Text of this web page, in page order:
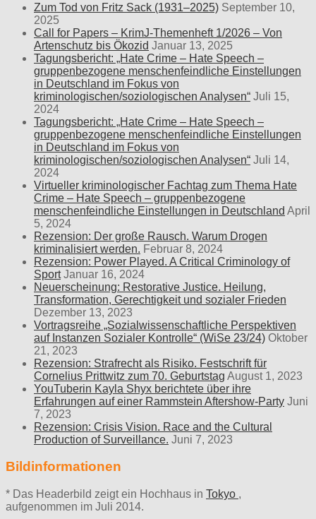
Zum Tod von Fritz Sack (1931–2025) September 10,
2025
Call for Papers – KrimJ-Themenheft 1/2026 – Von
Artenschutz bis Ökozid Januar 13, 2025
Tagungsbericht: „Hate Crime – Hate Speech –
gruppenbezogene menschenfeindliche Einstellungen
in Deutschland im Fokus von
kriminologischen/soziologischen Analysen“ Juli 15,
2024
Tagungsbericht: „Hate Crime – Hate Speech –
gruppenbezogene menschenfeindliche Einstellungen
in Deutschland im Fokus von
kriminologischen/soziologischen Analysen“ Juli 14,
2024
Virtueller kriminologischer Fachtag zum Thema Hate
Crime – Hate Speech – gruppenbezogene
menschenfeindliche Einstellungen in Deutschland April
5, 2024
Rezension: Der große Rausch. Warum Drogen
kriminalisiert werden. Februar 8, 2024
Rezension: Power Played. A Critical Criminology of
Sport Januar 16, 2024
Neuerscheinung: Restorative Justice. Heilung,
Transformation, Gerechtigkeit und sozialer Frieden
Dezember 13, 2023
Vortragsreihe „Sozialwissenschaftliche Perspektiven
auf Instanzen Sozialer Kontrolle“ (WiSe 23/24) Oktober
21, 2023
Rezension: Strafrecht als Risiko. Festschrift für
Cornelius Prittwitz zum 70. Geburtstag August 1, 2023
YouTuberin Kayla Shyx berichtete über ihre
Erfahrungen auf einer Rammstein Aftershow-Party Juni
7, 2023
Rezension: Crisis Vision. Race and the Cultural
Production of Surveillance. Juni 7, 2023
Bildinformationen
* Das Headerbild zeigt ein Hochhaus in Tokyo ,
aufgenommen im Juli 2014.